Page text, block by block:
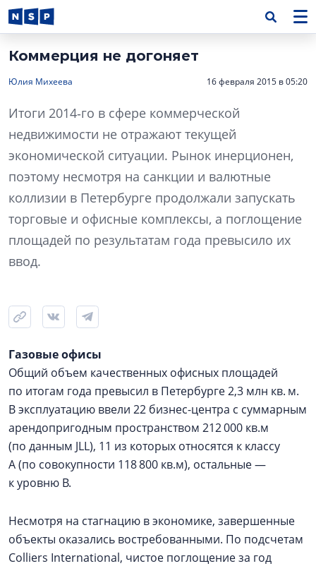
Коммерция не догоняет
Юлия Михеева 16 февраля 2015 в 05:20
Итоги 2014‑го в сфере коммерческой
недвижимости не отражают текущей
экономической ситуации. Рынок инерционен,
поэтому несмотря на санкции и валютные
коллизии в Петербурге продолжали запускать
торговые и офисные комплексы, а поглощение
площадей по результатам года превысило их
ввод.
Газовые офисы
Общий объем качественных офисных площадей
по итогам года превысил в Петербурге 2,3 млн кв. м.
В эксплуатацию ввели 22 бизнес-центра с суммарным
арендопригодным пространством 212 000 кв.м
(по данным JLL), 11 из которых относятся к классу
А (по совокупности 118 800 кв.м), остальные —
к уровню В.
Несмотря на стагнацию в экономике, завершенные
объекты оказались востребованными. По подсчетам
Colliers International, чистое поглощение за год